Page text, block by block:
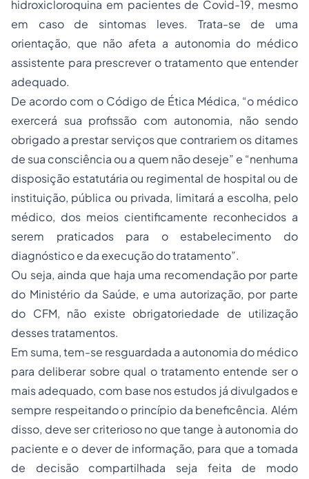
hidroxicloroquina em pacientes de Covid-19, mesmo
em caso de sintomas leves. Trata-se de uma
orientação, que não afeta a autonomia do médico
assistente para prescrever o tratamento que entender
adequado.
De acordo com o Código de Ética Médica, “o médico
exercerá sua profissão com autonomia, não sendo
obrigado a prestar serviços que contrariem os ditames
de sua consciência ou a quem não deseje” e “nenhuma
disposição estatutária ou regimental de hospital ou de
instituição, pública ou privada, limitará a escolha, pelo
médico, dos meios cientificamente reconhecidos a
serem praticados para o estabelecimento do
diagnóstico e da execução do tratamento”.
Ou seja, ainda que haja uma recomendação por parte
do Ministério da Saúde, e uma autorização, por parte
do CFM, não existe obrigatoriedade de utilização
desses tratamentos.
Em suma, tem-se resguardada a autonomia do médico
para deliberar sobre qual o tratamento entende ser o
mais adequado, com base nos estudos já divulgados e
sempre respeitando o princípio da beneficência. Além
disso, deve ser criterioso no que tange à autonomia do
paciente e o dever de informação, para que a tomada
de decisão compartilhada seja feita de modo